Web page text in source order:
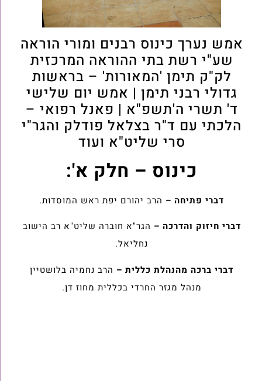
אמש נערך כינוס רבנים ומורי הוראה
שע"י רשת בתי ההוראה המרכזית
לק"ק תימן 'המאורות' – בראשות
גדולי רבני תימן | אמש יום שלישי
ד' תשרי ה'תשפ"א | פאנל רפואי –
הלכתי עם ד"ר בצלאל פודלק והגר"י
סרי שליט"א ועוד
כינוס – חלק א':
דברי פתיחה – הרב יהורם יפת ראש המוסדות.
דברי חיזוק והדרכה – הגר"א חוברה שליט"א רב הישוב
נחליאל.
דברי ברכה מהנהלת כללית – הרב נחמיה בלושטיין
מנהל מגזר החרדי בכללית מחוז דן.